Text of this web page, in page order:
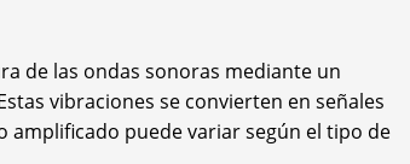
de las ondas sonoras mediante un
vibraciones se convierten en señales
amplificado puede variar según el tipo de